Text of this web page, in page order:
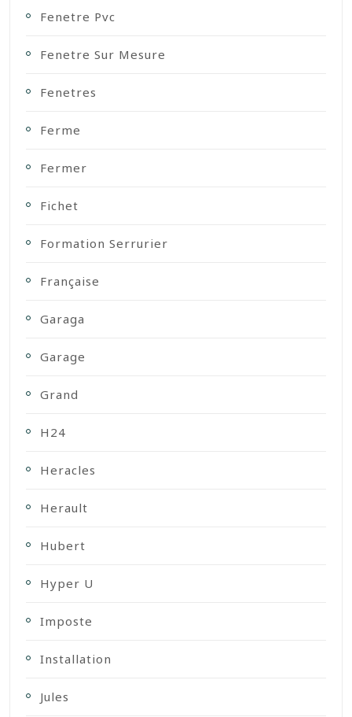
Fenetre Pvc
Fenetre Sur Mesure
Fenetres
Ferme
Fermer
Fichet
Formation Serrurier
Française
Garaga
Garage
Grand
H24
Heracles
Herault
Hubert
Hyper U
Imposte
Installation
Jules